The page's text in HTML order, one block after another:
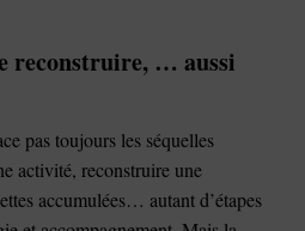
reconstruire, … aussi
pas toujours les séquelles
activité, reconstruire une
accumulées… autant d’étapes